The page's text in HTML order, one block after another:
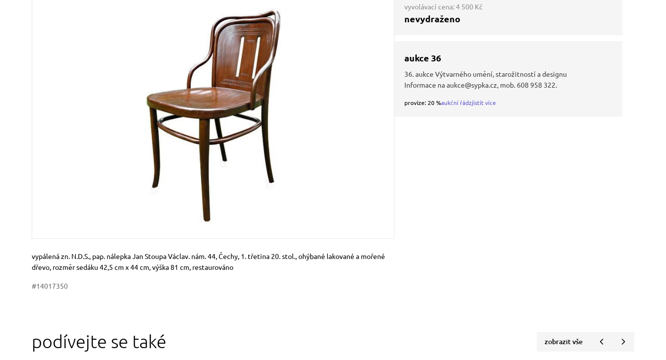
Rozměry
Stručný popis předmětu
vypálená zn. N.D.S., pap. nálepka Jan Stoupa Václav. nám. 44, Čechy, 1. třetina 20. stol., ohýbané lakované a mořené
dřevo, rozměr sedáku 42,5 cm x 44 cm, výška 81 cm, restaurováno
#14017350
vyvolávací cena:4 500 Kč
nevydraženo
aukce 36
36. aukce Výtvarného umění, starožitností a designu
Informace na aukce@sypka.cz, mob. 608 958 322.
provize: 20 %aukční řádzjistit více
podívejte se také zobrazit vše